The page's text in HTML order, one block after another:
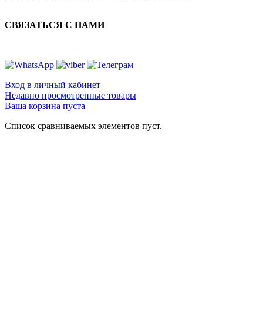
СВЯЗАТЬСЯ С НАМИ
Вход в личный кабинет
Недавно просмотренные товары
Ваша корзина пуста
Список сравниваемых элементов пуст.